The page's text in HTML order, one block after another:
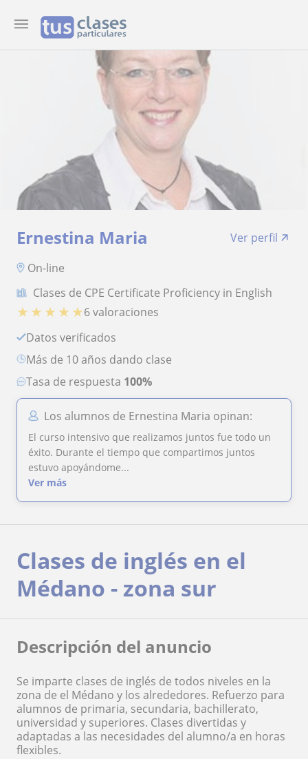
Ernestina Maria
Ver perfil
On-line
Clases de CPE Certificate Proficiency in English
★ ★ ★ ★ ★6 valoraciones
Datos verificados
más de 10 años dando clase
Tasa de respuesta 100%
Los alumnos de Ernestina Maria opinan:
El curso intensivo que realizamos juntos fue todo un
éxito. Durante el tiempo que compartimos juntos
estuvo apoyándome...
Ver más
Clases de inglés en el
Médano - zona sur
Descripción del anuncio
Se imparte clases de inglés de todos niveles en la
zona de el Médano y los alrededores. Refuerzo para
alumnos de primaria, secundaria, bachillerato,
universidad y superiores. Clases divertidas y
adaptadas a las necesidades del alumno/a en horas
flexibles.